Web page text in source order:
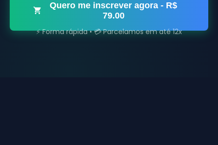
Quero me inscrever agora - R$
79.00
⚡ Forma rápida • 💳 Parcelamos em até 12x